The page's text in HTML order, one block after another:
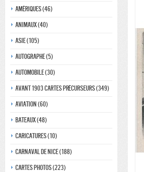
Amériques (46)
Animaux (40)
Asie (105)
Autographe (5)
Automobile (30)
Avant 1903 Cartes précurseurs (349)
Aviation (60)
Bateaux (48)
Caricatures (10)
Carnaval de nice (188)
Cartes photos (223)